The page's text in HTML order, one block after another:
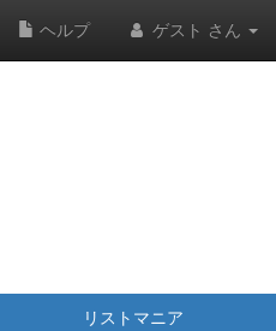
ヘルプ ゲスト さん
リストマニア